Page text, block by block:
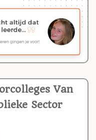
Van
Sector